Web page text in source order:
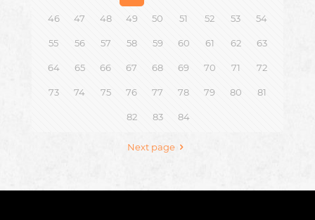
46 47 48 49 50 51 52 53 54
55 56 57 58 59 60 61 62 63
64 65 66 67 68 69 70 71 72
73 74 75 76 77 78 79 80 81
82 83 84
Next page